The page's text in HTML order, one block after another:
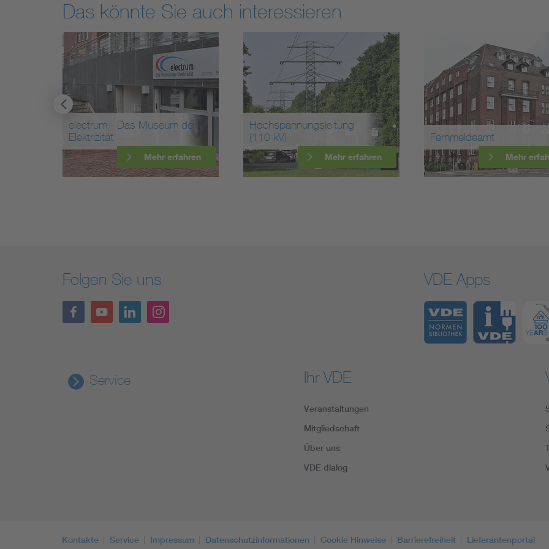
Das könnte Sie auch interessieren
electrum - Das Museum der
Elektrizität
Mehr erfahren
Hochspannungsleitung
(110 kV)
Mehr erfahren
Fernmeldeamt
Mehr
Folgen Sie uns VDE Apps
Service Ihr VDE
Veranstaltungen
Mitgliedschaft
Über uns
VDE dialog
Kontakte Service Impressum Datenschutzinformationen Cookie Hinweise Barrierefreiheit Lieferantenportal